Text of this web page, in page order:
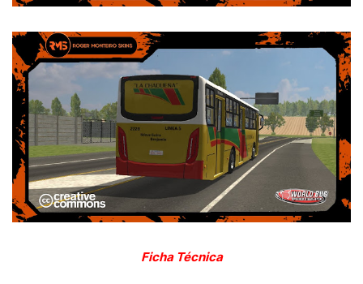
Ficha Técnica